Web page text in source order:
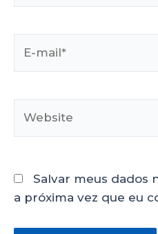
Salvar meus dados
a próxima vez que eu